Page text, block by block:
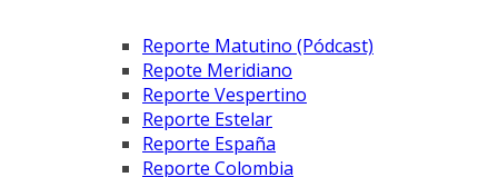
Reporte Matutino (Pódcast)
Repote Meridiano
Reporte Vespertino
Reporte Estelar
Reporte España
Reporte Colombia